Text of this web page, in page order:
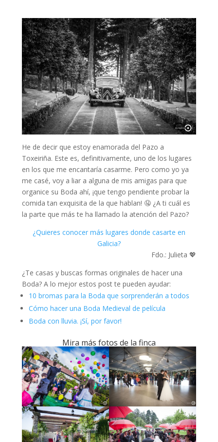
He de decir que estoy enamorada del Pazo a
Toxeiriña. Este es, definitivamente, uno de los lugares
en los que me encantaría casarme. Pero como yo ya
me casé, voy a liar a alguna de mis amigas para que
organice su Boda ahí, ¡que tengo pendiente probar la
comida tan exquisita de la que hablan! 🤤 ¿A ti cuál es
la parte que más te ha llamado la atención del Pazo?
¿Quieres conocer más lugares donde casarte en
Galicia?
Fdo.: Julieta 💖
¿Te casas y buscas formas originales de hacer una
Boda? A lo mejor estos post te pueden ayudar:
10 bromas para la Boda que sorprenderán a todos
Cómo hacer una Boda Medieval de película
Boda con lluvia. ¡Sí, por favor!
Mira más fotos de la finca